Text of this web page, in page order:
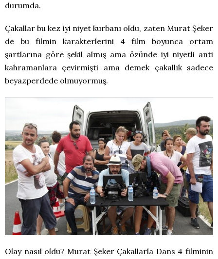
durumda.
Çakallar bu kez iyi niyet kurbanı oldu, zaten Murat Şeker
de bu filmin karakterlerini 4 film boyunca ortam
şartlarına göre şekil almış ama özünde iyi niyetli anti
kahramanlara çevirmişti ama demek çakallık sadece
beyazperdede olmuyormuş.
Olay nasıl oldu? Murat Şeker Çakallarla Dans 4 filminin